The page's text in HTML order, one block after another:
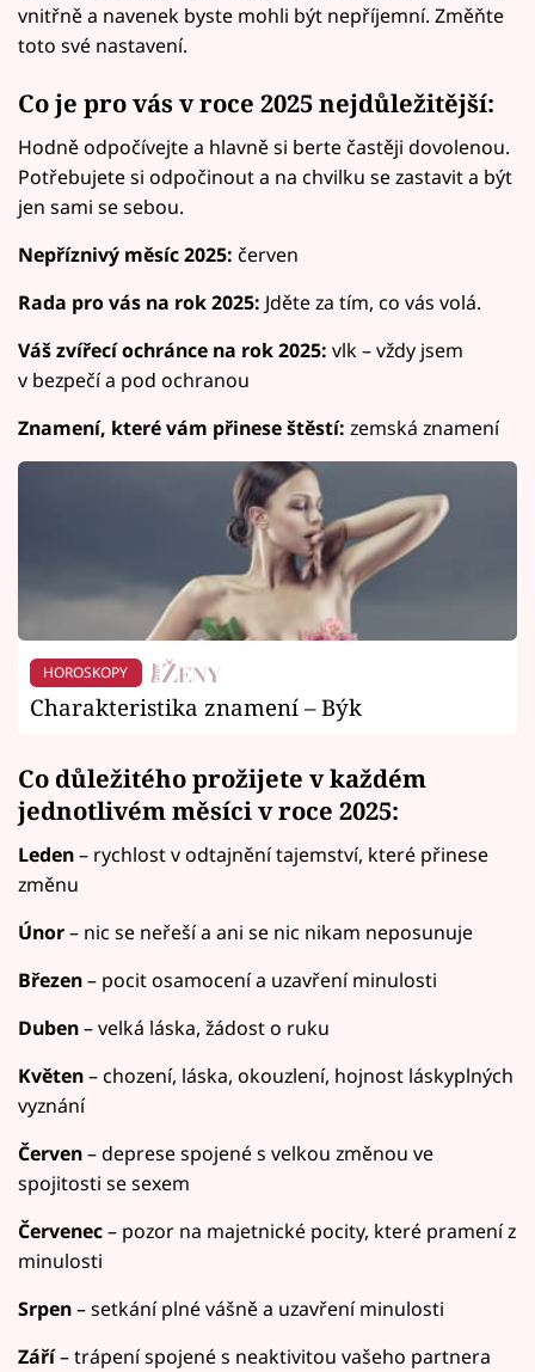
vnitřně a navenek byste mohli být nepříjemní. Změňte
toto své nastavení.
Co je pro vás v roce 2025 nejdůležitější:
Hodně odpočívejte a hlavně si berte častěji dovolenou.
Potřebujete si odpočinout a na chvilku se zastavit a být
jen sami se sebou.
Nepříznivý měsíc 2025: červen
Rada pro vás na rok 2025: Jděte za tím, co vás volá.
Váš zvířecí ochránce na rok 2025: vlk – vždy jsem
v bezpečí a pod ochranou
Znamení, které vám přinese štěstí: zemská znamení
HOROSKOPY
Charakteristika znamení – Býk
Co důležitého prožijete v každém
jednotlivém měsíci v roce 2025:
Leden– rychlost v odtajnění tajemství, které přinese
změnu
Únor– nic se neřeší a ani se nic nikam neposunuje
Březen– pocit osamocení a uzavření minulosti
Duben– velká láska, žádost o ruku
Květen– chození, láska, okouzlení, hojnost láskyplných
vyznání
Červen– deprese spojené s velkou změnou ve
spojitosti se sexem
Červenec– pozor na majetnické pocity, které pramení z
minulosti
Srpen– setkání plné vášně a uzavření minulosti
Září– trápení spojené s neaktivitou vašeho partnera